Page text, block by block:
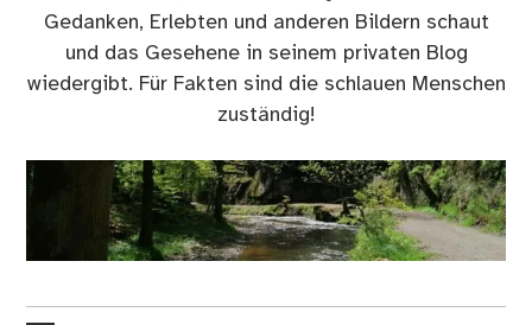
Gedanken, Erlebten und anderen Bildern schaut
und das Gesehene in seinem privaten Blog
wiedergibt. Für Fakten sind die schlauen Menschen
zuständig!